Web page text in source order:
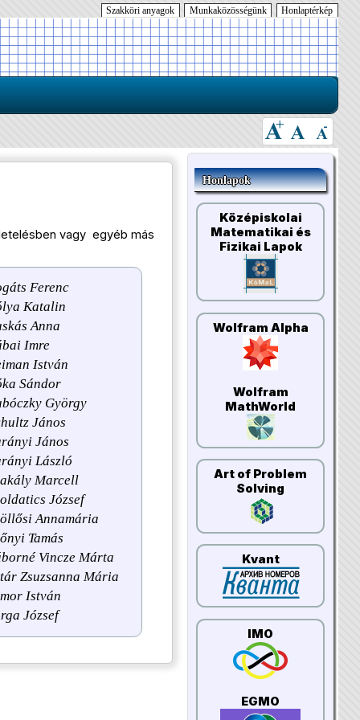
Honlaptérkép
Munkaközösségünk
Szakköri anyagok
vagy egyéb más
Ferenc
Katalin
Anna
Imre
István
Sándor
György
János
János
László
Marcell
József
Annamária
Tamás
Vincze Márta
Zsuzsanna Mária
István
József
Honlapok
Középiskolai
Matematikai és
Fizikai Lapok
Wolfram Alpha
Wolfram
MathWorld
Art of Problem
Solving
Kvant
IMO
EGMO